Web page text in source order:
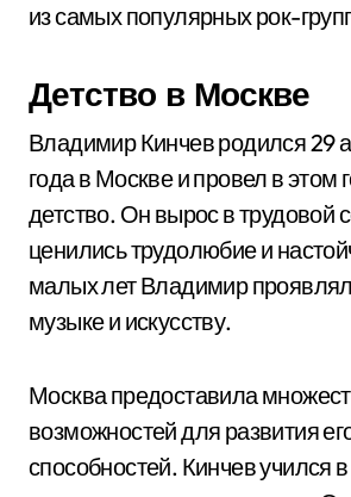
из самых популярных рок-
Детство в Москве
Владимир Кинчев родился 29
года в Москве и провел в этом
детство. Он вырос в трудовой
ценились трудолюбие и
малых лет Владимир
музыке и искусству.
Москва предоставила
возможностей для развития
способностей. Кинчев учился